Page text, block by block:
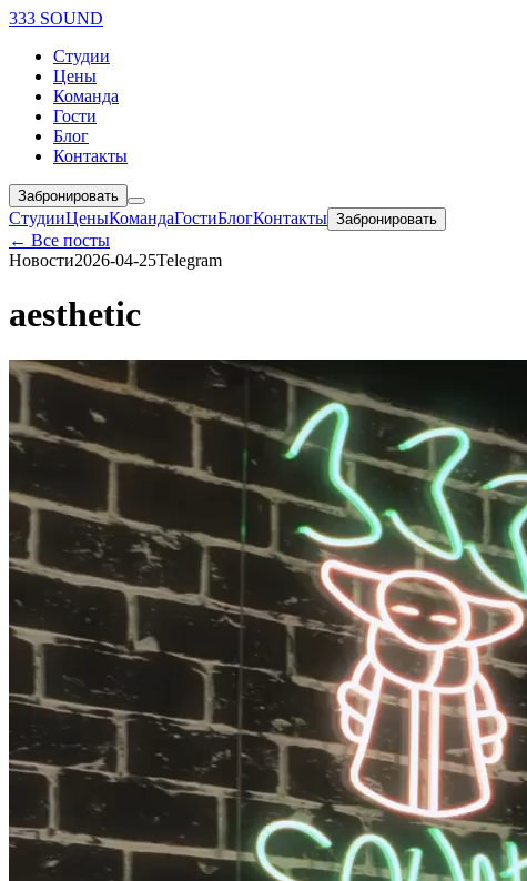
333 SOUND
Студии
Цены
Команда
Гости
Блог
Контакты
Забронировать
СтудииЦеныКомандаГостиБлогКонтакты Забронировать
← Все посты
Новости2026-04-25Telegram
aesthetic